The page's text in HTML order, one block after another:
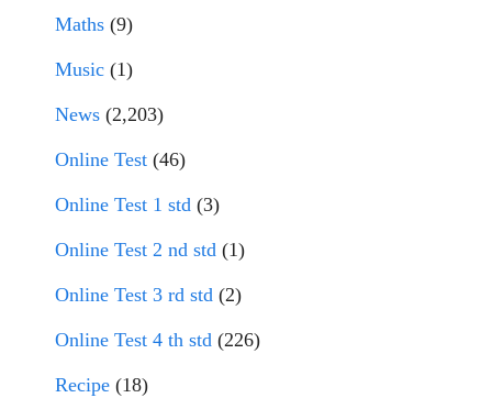
Maths (9)
Music (1)
News (2,203)
Online Test (46)
Online Test 1 std (3)
Online Test 2 nd std (1)
Online Test 3 rd std (2)
Online Test 4 th std (226)
Recipe (18)